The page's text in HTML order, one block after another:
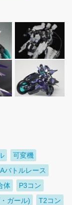
可変機
バトルレース
体
P3コン
ガール)
T2コン